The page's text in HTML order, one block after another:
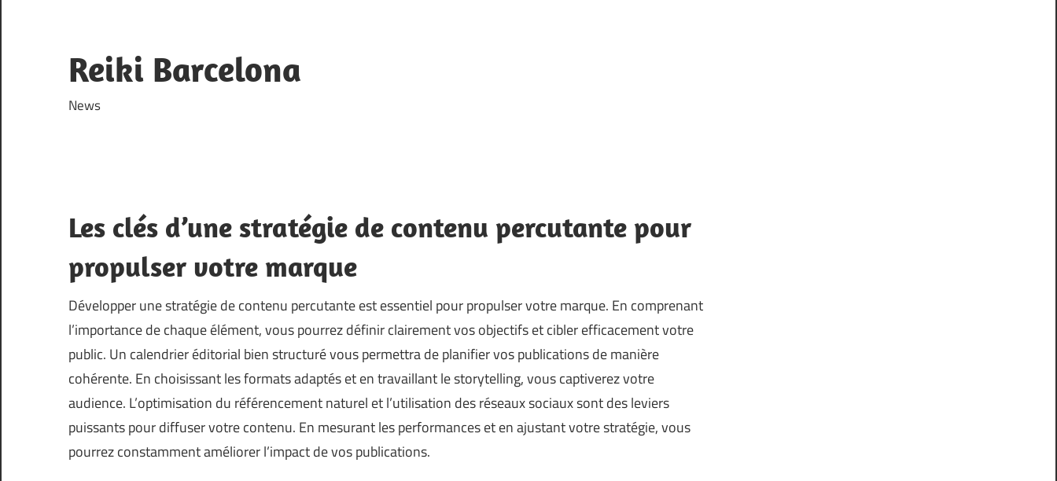
content
Reiki Barcelona
News
Les clés d’une stratégie de contenu percutante pour
propulser votre marque
Développer une stratégie de contenu percutante est essentiel pour propulser votre marque. En comprenant
l’importance de chaque élément, vous pourrez définir clairement vos objectifs et cibler efficacement votre
public. Un calendrier éditorial bien structuré vous permettra de planifier vos publications de manière
cohérente. En choisissant les formats adaptés et en travaillant le storytelling, vous captiverez votre
audience. L’optimisation du référencement naturel et l’utilisation des réseaux sociaux sont des leviers
puissants pour diffuser votre contenu. En mesurant les performances et en ajustant votre stratégie, vous
pourrez constamment améliorer l’impact de vos publications.